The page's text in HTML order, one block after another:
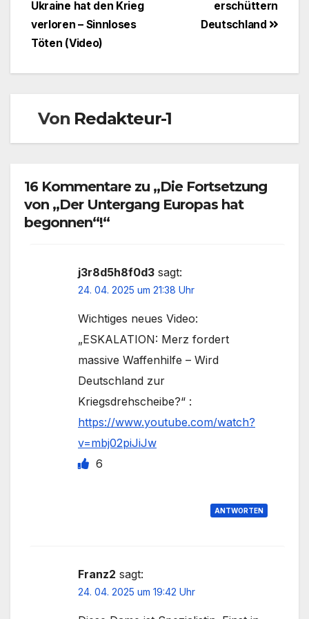
erschüttern
Deutschland
Ukraine hat den Krieg
verloren – Sinnloses
Töten (Video)
Von Redakteur-1
16 Kommentare zu „Die Fortsetzung
von „Der Untergang Europas hat
begonnen“!“
j3r8d5h8f0d3 sagt:
24. 04. 2025 um 21:38 Uhr
Wichtiges neues Video:
„ESKALATION: Merz fordert
massive Waffenhilfe – Wird
Deutschland zur
Kriegsdrehscheibe?“ :
https://www.youtube.com/watch?
v=mbj02piJiJw
6
ANTWORTEN
Franz2 sagt:
24. 04. 2025 um 19:42 Uhr